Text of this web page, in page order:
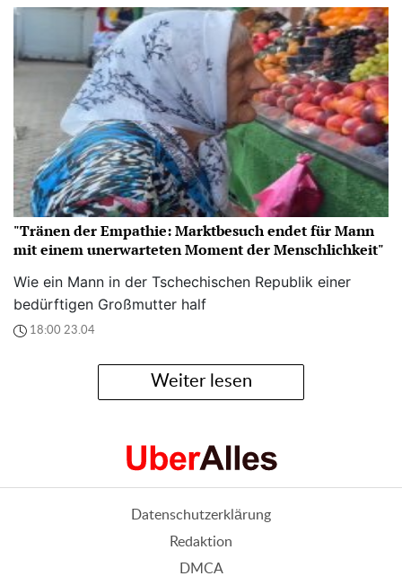
"Tränen der Empathie: Marktbesuch endet für Mann
mit einem unerwarteten Moment der Menschlichkeit"
Wie ein Mann in der Tschechischen Republik einer
bedürftigen Großmutter half
18:00 23.04
Weiter lesen
Datenschutzerklärung
Redaktion
DMCA